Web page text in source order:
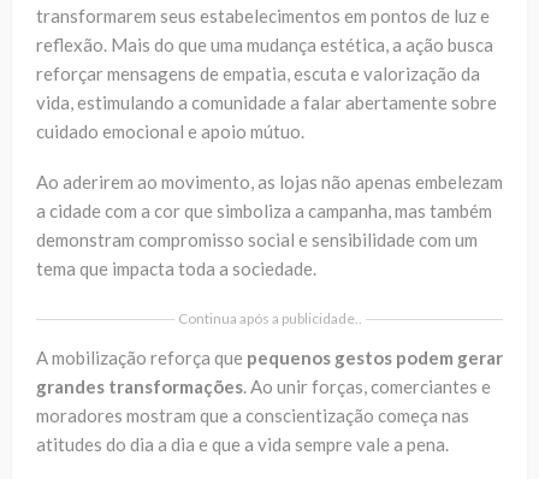
transformarem seus estabelecimentos em pontos de luz e
reflexão. Mais do que uma mudança estética, a ação busca
reforçar mensagens de empatia, escuta e valorização da
vida, estimulando a comunidade a falar abertamente sobre
cuidado emocional e apoio mútuo.
Ao aderirem ao movimento, as lojas não apenas embelezam
a cidade com a cor que simboliza a campanha, mas também
demonstram compromisso social e sensibilidade com um
tema que impacta toda a sociedade.
Continua após a publicidade..
A mobilização reforça que pequenos gestos podem gerar
grandes transformações. Ao unir forças, comerciantes e
moradores mostram que a conscientização começa nas
atitudes do dia a dia e que a vida sempre vale a pena.